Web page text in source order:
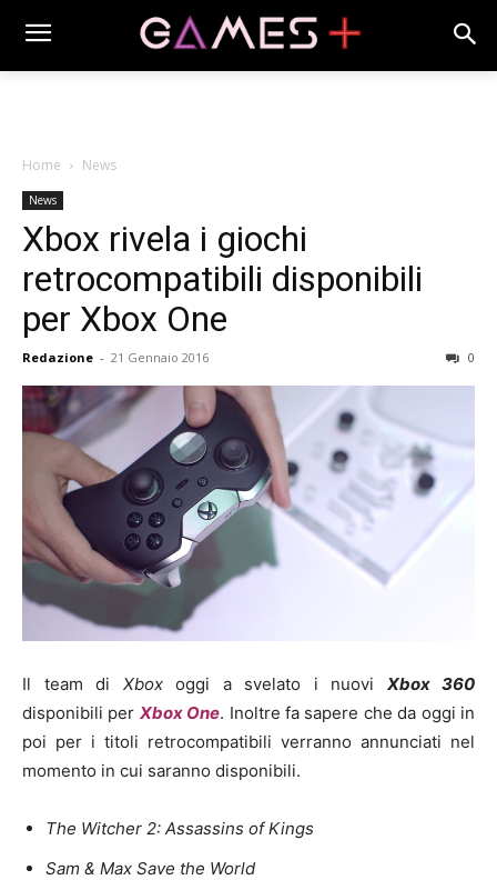
Home News
News
Xbox rivela i giochi
retrocompatibili disponibili
per Xbox One
Redazione - 21 Gennaio 2016 0
Il team di Xboxoggi a svelato i nuovi Xbox 360
disponibili per Xbox One. Inoltre fa sapere che da oggi in
poi per i titoli retrocompatibili verranno annunciati nel
momento in cui saranno disponibili.
The Witcher 2: Assassins of Kings
Sam & Max Save the World